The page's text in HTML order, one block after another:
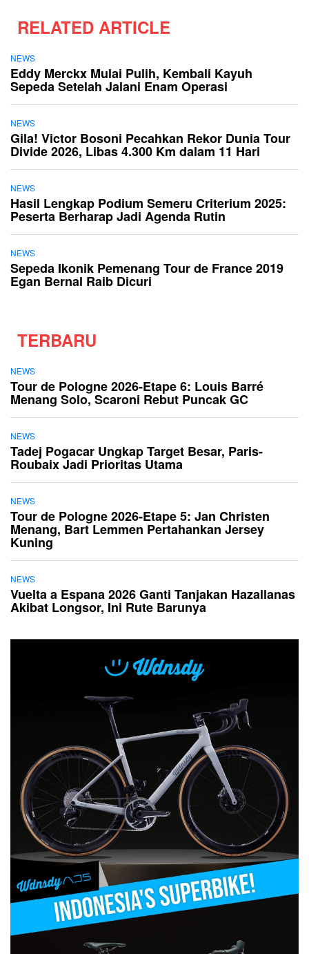
RELATED ARTICLE
NEWS
Eddy Merckx Mulai Pulih, Kembali Kayuh
Sepeda Setelah Jalani Enam Operasi
NEWS
Gila! Victor Bosoni Pecahkan Rekor Dunia Tour
Divide 2026, Libas 4.300 Km dalam 11 Hari
NEWS
Hasil Lengkap Podium Semeru Criterium 2025:
Peserta Berharap Jadi Agenda Rutin
NEWS
Sepeda Ikonik Pemenang Tour de France 2019
Egan Bernal Raib Dicuri
TERBARU
NEWS
Tour de Pologne 2026-Etape 6: Louis Barré
Menang Solo, Scaroni Rebut Puncak GC
NEWS
Tadej Pogacar Ungkap Target Besar, Paris-
Roubaix Jadi Prioritas Utama
NEWS
Tour de Pologne 2026-Etape 5: Jan Christen
Menang, Bart Lemmen Pertahankan Jersey
Kuning
NEWS
Vuelta a Espana 2026 Ganti Tanjakan Hazallanas
Akibat Longsor, Ini Rute Barunya